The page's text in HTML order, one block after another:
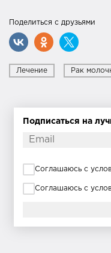
Поделиться с друзьями
Лечение Рак
Подписаться на
Соглашаюсь с
Соглашаюсь с